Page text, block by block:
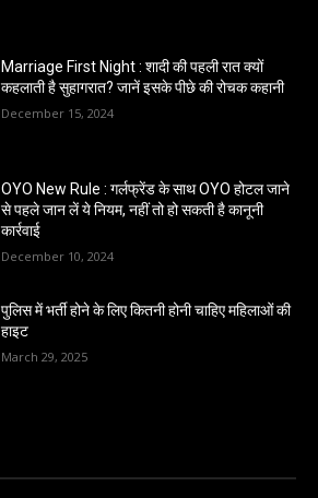
Marriage First Night : शादी की पहली रात क्यों
कहलाती है सुहागरात? जानें इसके पीछे की रोचक कहानी
December 15, 2024
OYO New Rule : गर्लफ्रेंड के साथ OYO होटल जाने
से पहले जान लें ये नियम, नहीं तो हो सकती है कानूनी
कार्रवाई
December 10, 2024
पुलिस में भर्ती होने के लिए कितनी होनी चाहिए महिलाओं की
हाइट
March 29, 2025